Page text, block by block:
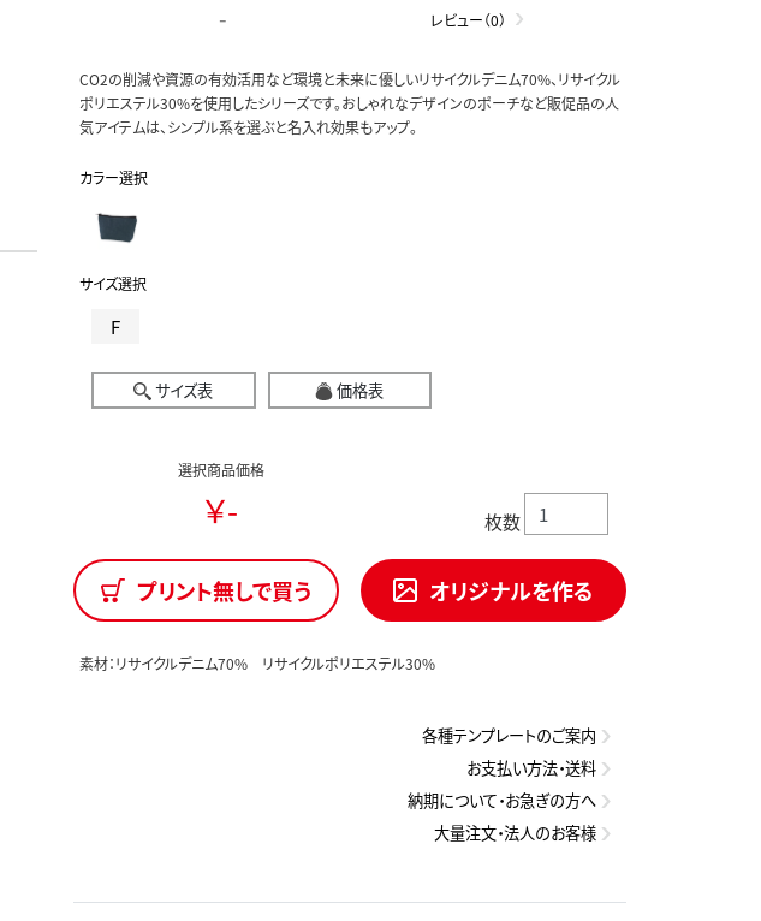
- レビュー（0）
CO2の削減や資源の有効活用など環境と未来に優しいリサイクルデニム70%、リサイクル
ポリエステル30%を使用したシリーズです。おしゃれなデザインのポーチなど販促品の人
気アイテムは、シンプル系を選ぶと名入れ効果もアップ。
カラー選択
サイズ選択
F
サイズ表 価格表
選択商品価格
￥- 枚数
プリント無しで買う オリジナルを作る
素材：リサイクルデニム70% リサイクルポリエステル30%
各種テンプレートのご案内
お支払い方法・送料
納期について・お急ぎの方へ
大量注文・法人のお客様